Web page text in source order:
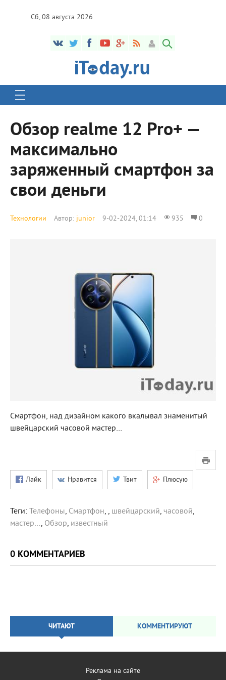
Сб, 08 августа 2026
Обзор realme 12 Pro+ —
максимально
заряженный смартфон за
свои деньги
Технологии Автор: junior 9-02-2024, 01:14 935 0
Смартфон, над дизайном какого вкалывал знаменитый
швейцарский часовой мастер…
Лайк Нравится Твит Плюсую
Теги: Телефоны, Смартфон, , швейцарский, часовой,
мастер…, Обзор, известный
0 КОММЕНТАРИЕВ
ЧИТАЮТ КОММЕНТИРУЮТ
Реклама на сайте